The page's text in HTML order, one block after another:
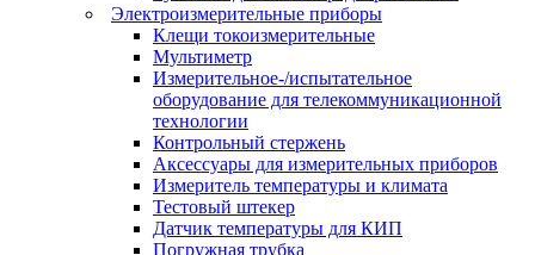
Электроизмерительные приборы
Клещи токоизмерительные
Мультиметр
Измерительное-/испытательное
оборудование для телекоммуникационной
технологии
Контрольный стержень
Аксессуары для измерительных приборов
Измеритель температуры и климата
Тестовый штекер
Датчик температуры для КИП
Погружная трубка